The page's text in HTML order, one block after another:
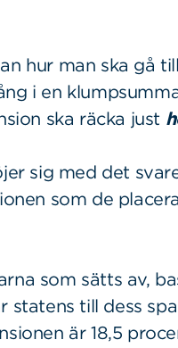
hur man ska gå
i en
ska räcka just
sig med det
som de
som sätts av,
statens till dess
är 18,5